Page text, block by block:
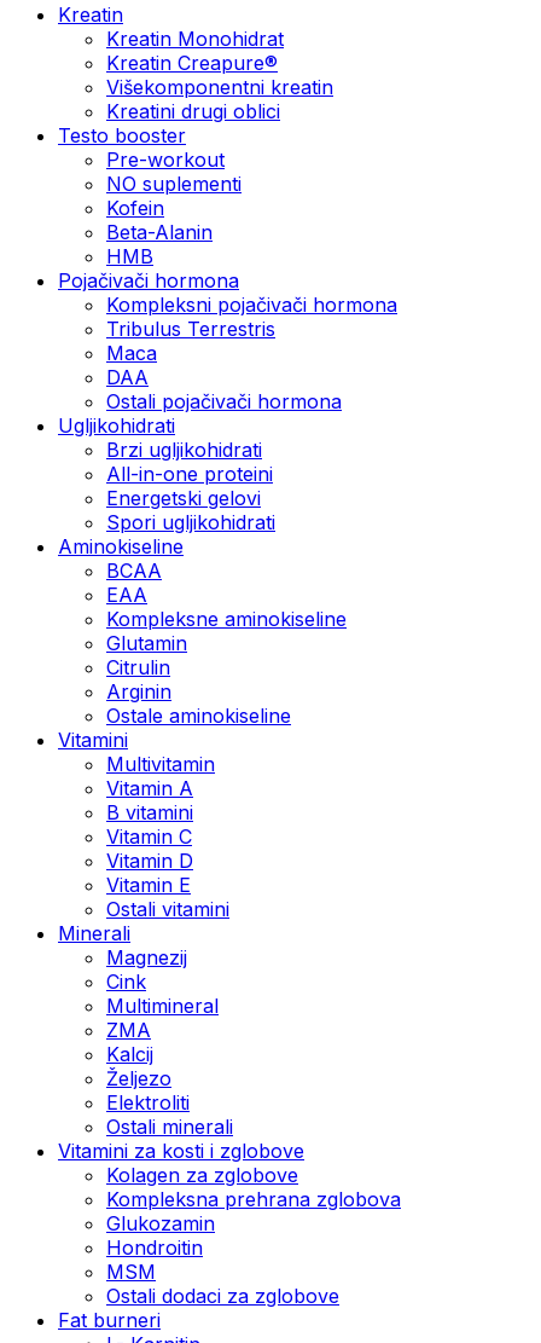
Kreatin
Kreatin Monohidrat
Kreatin Creapure®
Višekomponentni kreatin
Kreatini drugi oblici
Testo booster
Pre-workout
NO suplementi
Kofein
Beta-Alanin
HMB
Pojačivači hormona
Kompleksni pojačivači hormona
Tribulus Terrestris
Maca
DAA
Ostali pojačivači hormona
Ugljikohidrati
Brzi ugljikohidrati
All-in-one proteini
Energetski gelovi
Spori ugljikohidrati
Aminokiseline
BCAA
EAA
Kompleksne aminokiseline
Glutamin
Citrulin
Arginin
Ostale aminokiseline
Vitamini
Multivitamin
Vitamin A
B vitamini
Vitamin C
Vitamin D
Vitamin E
Ostali vitamini
Minerali
Magnezij
Cink
Multimineral
ZMA
Kalcij
Željezo
Elektroliti
Ostali minerali
Vitamini za kosti i zglobove
Kolagen za zglobove
Kompleksna prehrana zglobova
Glukozamin
Hondroitin
MSM
Ostali dodaci za zglobove
Fat burneri